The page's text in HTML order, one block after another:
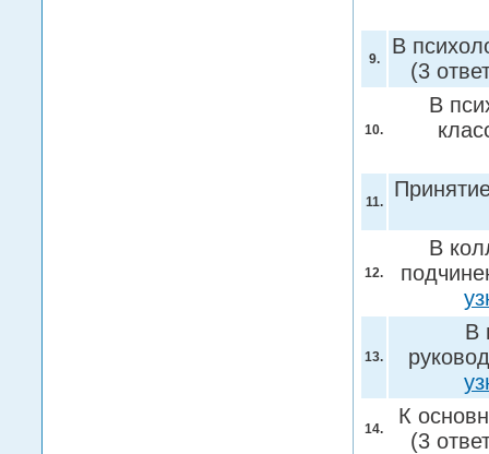
9.
В
(3
10.
В
11.
12.
В
13.
В
14.
К
(3